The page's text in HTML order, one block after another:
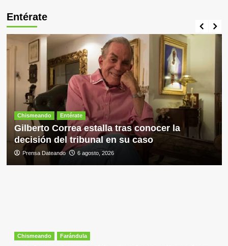
Entérate
Chismeando Entérate
Gilberto Correa estalla tras conocer la
decisión del tribunal en su caso
Prensa Dateando 6 agosto, 2026
Chismeando Farándula